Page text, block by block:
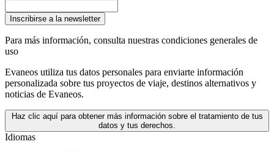
Inscribirse a la newsletter
Para más información, consulta nuestras condiciones generales de
uso
Evaneos utiliza tus datos personales para enviarte información
personalizada sobre tus proyectos de viaje, destinos alternativos y
noticias de Evaneos.
Haz clic aquí para obtener más información sobre el tratamiento de tus
datos y tus derechos.
Idiomas